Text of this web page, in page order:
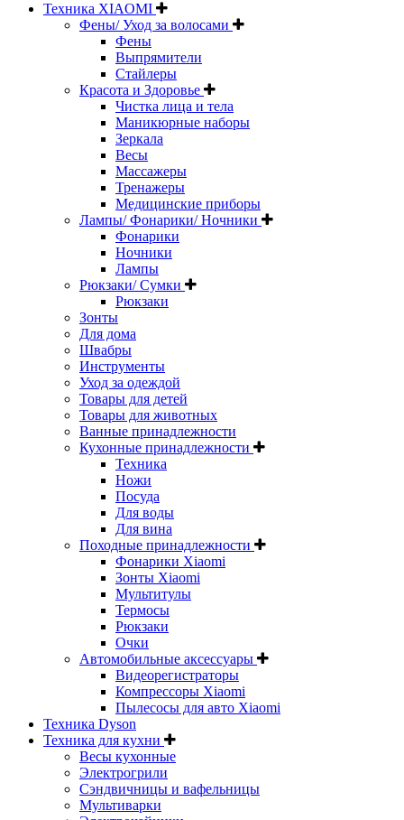
Техника XIAOMI
Фены/ Уход за волосами
Фены
Выпрямители
Стайлеры
Красота и Здоровье
Чистка лица и тела
Маникюрные наборы
Зеркала
Весы
Массажеры
Тренажеры
Медицинские приборы
Лампы/ Фонарики/ Ночники
Фонарики
Ночники
Лампы
Рюкзаки/ Сумки
Рюкзаки
Зонты
Для дома
Швабры
Инструменты
Уход за одеждой
Товары для детей
Товары для животных
Ванные принадлежности
Кухонные принадлежности
Техника
Ножи
Посуда
Для воды
Для вина
Походные принадлежности
Фонарики Xiaomi
Зонты Xiaomi
Мультитулы
Термосы
Рюкзаки
Очки
Автомобильные аксессуары
Видеорегистраторы
Компрессоры Xiaomi
Пылесосы для авто Xiaomi
Техника Dyson
Техника для кухни
Весы кухонные
Электрогрили
Сэндвичницы и вафельницы
Мультиварки